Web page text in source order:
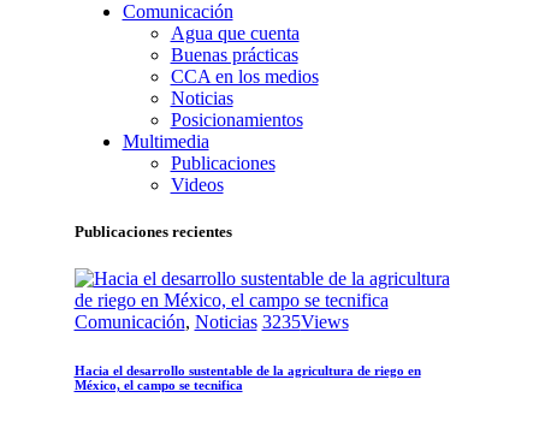
Comunicación
Agua que cuenta
Buenas prácticas
CCA en los medios
Noticias
Posicionamientos
Multimedia
Publicaciones
Videos
Publicaciones recientes
Comunicación, Noticias 3235Views
Hacia el desarrollo sustentable de la agricultura de riego en
México, el campo se tecnifica